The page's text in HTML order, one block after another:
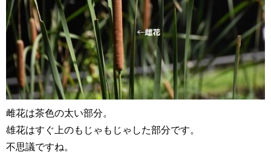
雌花は茶色の太い部分。
雄花はすぐ上のもじゃもじゃした部分です。
不思議ですね。